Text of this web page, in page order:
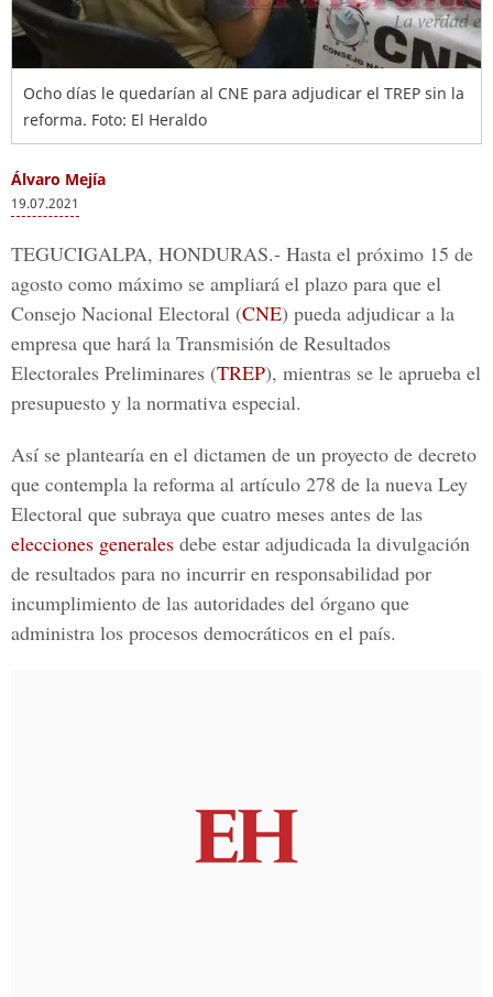
Ocho días le quedarían al CNE para adjudicar el TREP sin la
reforma. Foto: El Heraldo
Álvaro Mejía
19.07.2021
TEGUCIGALPA, HONDURAS.- Hasta el próximo 15 de
agosto como máximo se ampliará el plazo para que el
Consejo Nacional Electoral (CNE) pueda adjudicar a la
empresa que hará la Transmisión de Resultados
Electorales Preliminares (TREP), mientras se le aprueba el
presupuesto y la normativa especial.
Así se plantearía en el dictamen de un proyecto de decreto
que contempla la reforma al artículo 278 de la nueva Ley
Electoral que subraya que cuatro meses antes de las
elecciones generales debe estar adjudicada la divulgación
de resultados para no incurrir en responsabilidad por
incumplimiento de las autoridades del órgano que
administra los procesos democráticos en el país.